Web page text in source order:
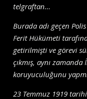
telgraftan...
Burada adı geçen
Ferit Hükümeti
getirilmişti ve görevi
çıkmış, aynı
koruyuculuğunu
23 Temmuz 1919